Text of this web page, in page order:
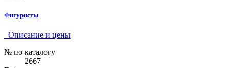
Фигуристы
Описание и цены
№ по каталогу
2667